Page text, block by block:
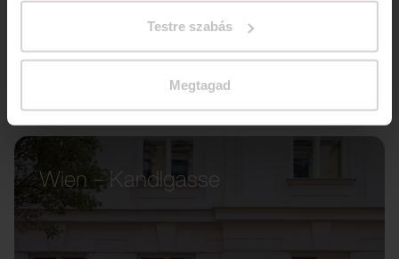
Testre szabás
Megtagad
Wien – Kandlgasse